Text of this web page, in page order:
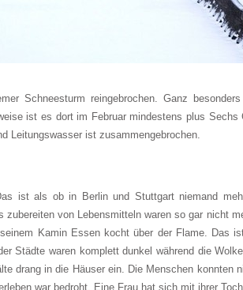
Schneesturm reingebrochen. Ganz
ist es dort im Februar mindestens plus Sechs
Leitungswasser ist zusammengebrochen.
ist als ob in Berlin und Stuttgart niemand
von Lebensmitteln waren so gar nicht
Kamin Essen kocht über der Flame. Das
Städte waren komplett dunkel während die
drang in die Häuser ein. Die Menschen konnten
war bedroht. Eine Frau hat sich mit ihrer